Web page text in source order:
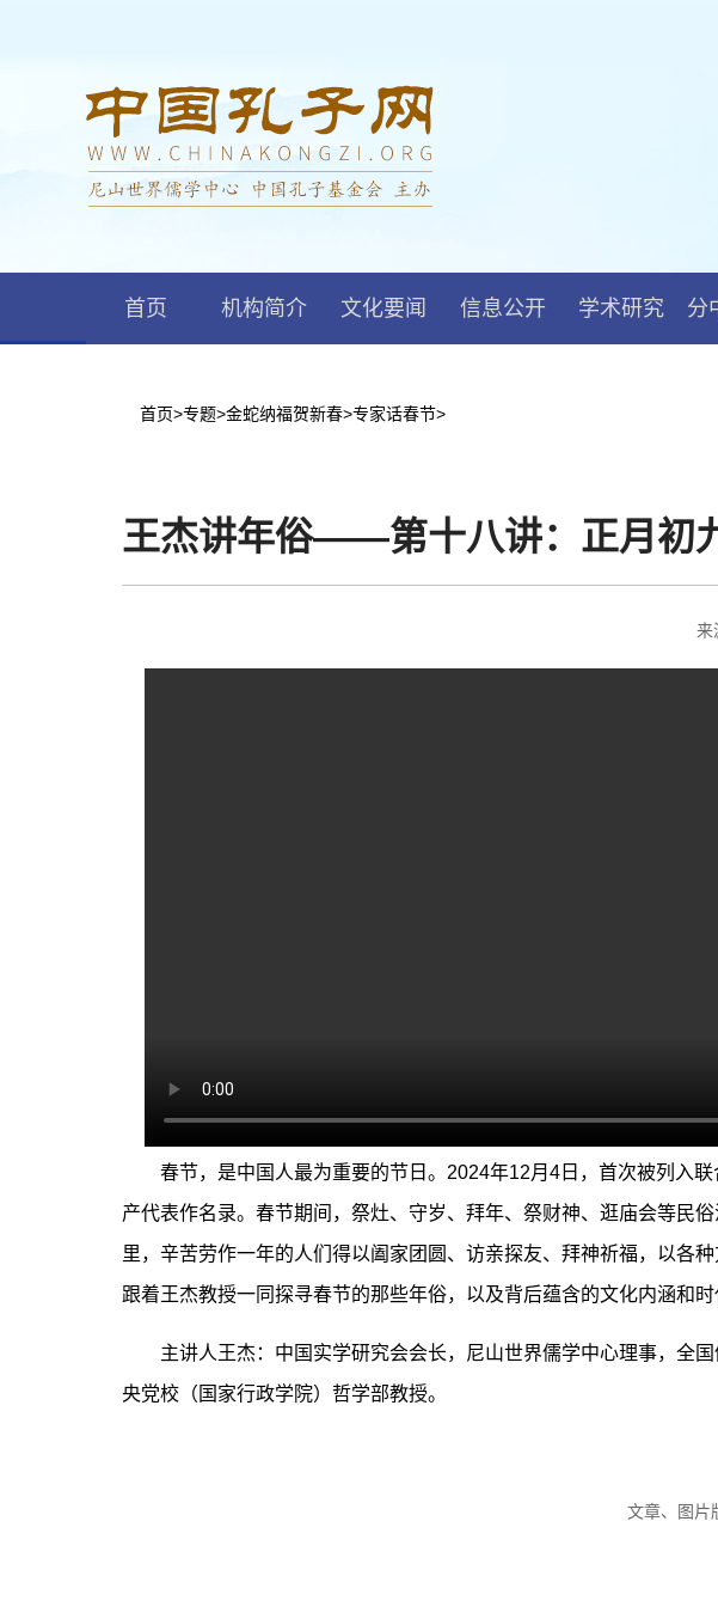
首页 机构简介 文化要闻 信息公开 学术研究 分
首页>专题>金蛇纳福贺新春>专家话春节>
王杰讲年俗——第十八讲：正月初
来
春节，是中国人最为重要的节日。2024年12月4日，首次被列入联
产代表作名录。春节期间，祭灶、守岁、拜年、祭财神、逛庙会等民
里，辛苦劳作一年的人们得以阖家团圆、访亲探友、拜神祈福，以各
跟着王杰教授一同探寻春节的那些年俗，以及背后蕴含的文化内涵和时
主讲人王杰：中国实学研究会会长，尼山世界儒学中心理事，全国
央党校（国家行政学院）哲学部教授。
文章、图片